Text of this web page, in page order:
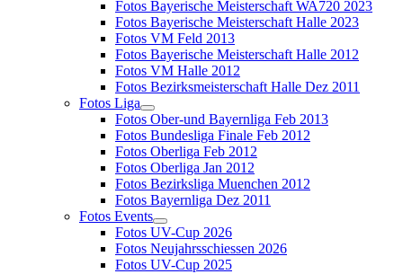
Fotos Bayerische Meisterschaft WA720 2023
Fotos Bayerische Meisterschaft Halle 2023
Fotos VM Feld 2013
Fotos Bayerische Meisterschaft Halle 2012
Fotos VM Halle 2012
Fotos Bezirksmeisterschaft Halle Dez 2011
Fotos Liga
Fotos Ober-und Bayernliga Feb 2013
Fotos Bundesliga Finale Feb 2012
Fotos Oberliga Feb 2012
Fotos Oberliga Jan 2012
Fotos Bezirksliga Muenchen 2012
Fotos Bayernliga Dez 2011
Fotos Events
Fotos UV-Cup 2026
Fotos Neujahrsschiessen 2026
Fotos UV-Cup 2025